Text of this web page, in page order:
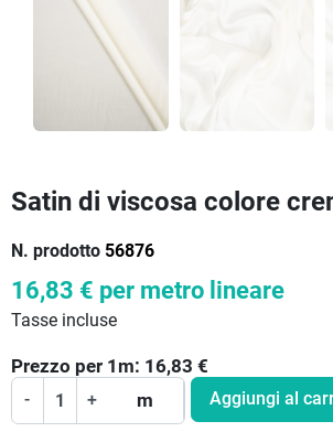
Satin di viscosa colore
N. prodotto 56876
16,83 € per metro lineare
Tasse incluse
Prezzo per 1 m: 16,83 €
- + m Aggiungi al